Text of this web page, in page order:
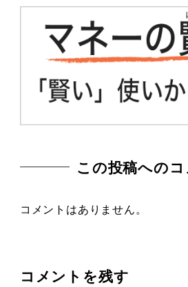
この投稿へのコ
コメントはありません。
コメントを残す